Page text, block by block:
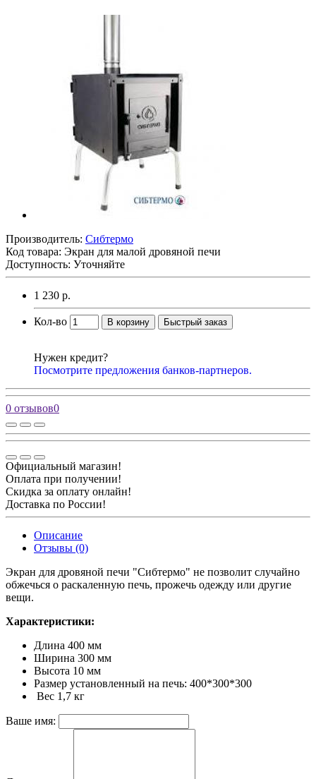
Производитель: Сибтермо
Код товара: Экран для малой дровяной печи
Доступность: Уточняйте
1 230 р.
Кол-во В корзину Быстрый заказ
Нужен кредит?
Посмотрите предложения банков-партнеров.
0 отзывов0
Официальный магазин!
Оплата при получении!
Скидка за оплату онлайн!
Доставка по России!
Описание
Отзывы (0)
Экран для дровяной печи "Сибтермо" не позволит случайно
обжечься о раскаленную печь, прожечь одежду или другие
вещи.
Характеристики:
Длина 400 мм
Ширина 300 мм
Высота 10 мм
Размер установленный на печь: 400*300*300
Вес 1,7 кг
Ваше имя: